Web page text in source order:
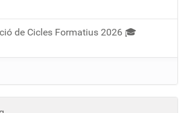
de Cicles Formatius 2026 🎓